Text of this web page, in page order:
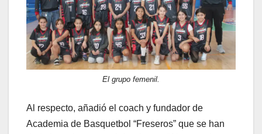
El grupo femenil.
Al respecto, añadió el coach y fundador de
Academia de Basquetbol “Freseros” que se han